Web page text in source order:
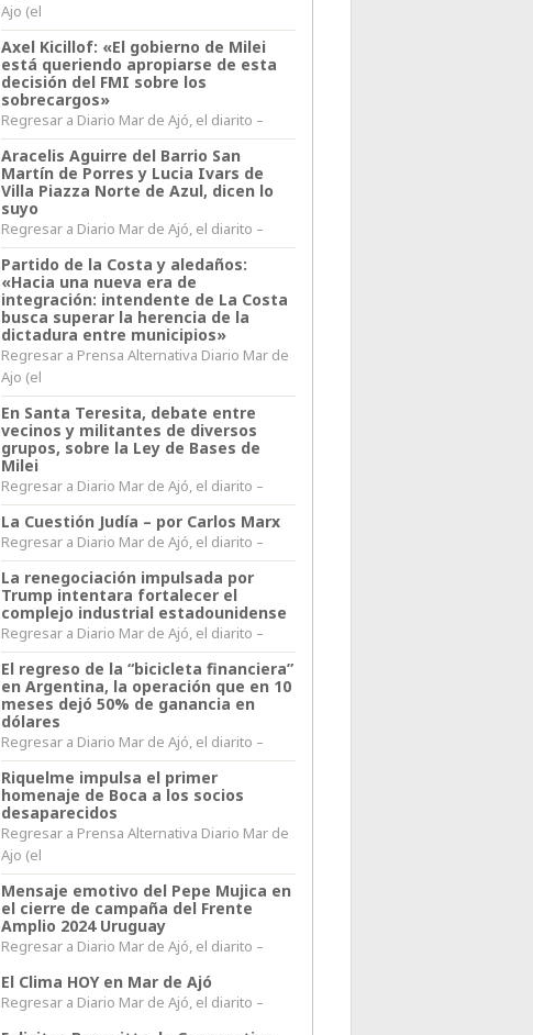
Ajo (el
Axel Kicillof: «El gobierno de Milei
está queriendo apropiarse de esta
decisión del FMI sobre los
sobrecargos»
Regresar a Diario Mar de Ajó, el diarito –
Aracelis Aguirre del Barrio San
Martín de Porres y Lucia Ivars de
Villa Piazza Norte de Azul, dicen lo
suyo
Regresar a Diario Mar de Ajó, el diarito –
Partido de la Costa y aledaños:
«Hacia una nueva era de
integración: intendente de La Costa
busca superar la herencia de la
dictadura entre municipios»
Regresar a Prensa Alternativa Diario Mar de
Ajo (el
En Santa Teresita, debate entre
vecinos y militantes de diversos
grupos, sobre la Ley de Bases de
Milei
Regresar a Diario Mar de Ajó, el diarito –
La Cuestión Judía – por Carlos Marx
Regresar a Diario Mar de Ajó, el diarito –
La renegociación impulsada por
Trump intentara fortalecer el
complejo industrial estadounidense
Regresar a Diario Mar de Ajó, el diarito –
El regreso de la “bicicleta financiera”
en Argentina, la operación que en 10
meses dejó 50% de ganancia en
dólares
Regresar a Diario Mar de Ajó, el diarito –
Riquelme impulsa el primer
homenaje de Boca a los socios
desaparecidos
Regresar a Prensa Alternativa Diario Mar de
Ajo (el
Mensaje emotivo del Pepe Mujica en
el cierre de campaña del Frente
Amplio 2024 Uruguay
Regresar a Diario Mar de Ajó, el diarito –
El Clima HOY en Mar de Ajó
Regresar a Diario Mar de Ajó, el diarito –